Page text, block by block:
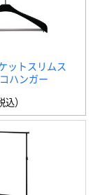
ットスリムス
ハンガー
込）